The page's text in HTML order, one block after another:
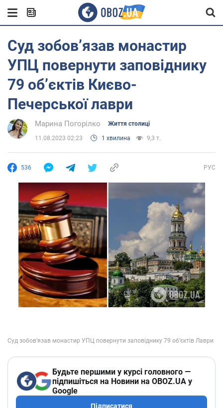
Суд зобов’язав монастир
УПЦ повернути заповіднику
79 об’єктів Києво-
Печерської лаври
Марина Погорілко Життя столиці
11.08.2023 02:23 1 хвилина 9,3 т.
536 РУС
Будьте першими у курсі головного —
підпишіться на Новини на OBOZ.UA у
Google
Підписатися